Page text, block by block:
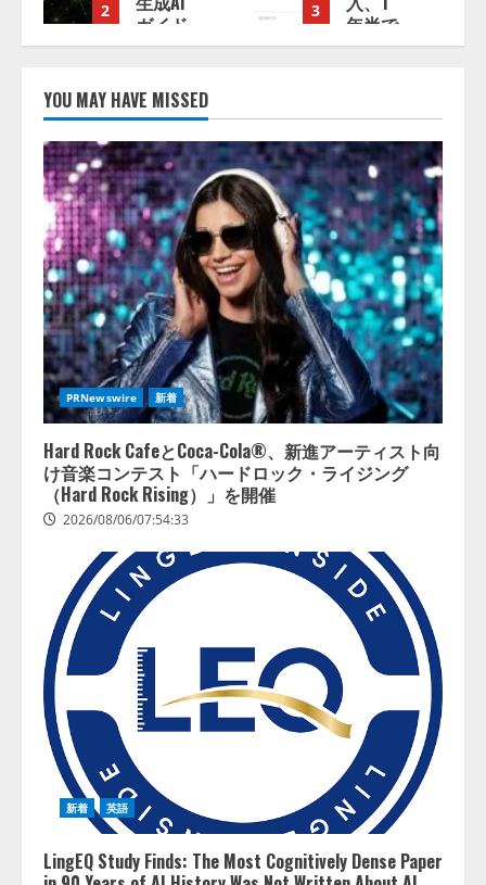
3
年半で
約7.8
ChatGPT
などの
サービ
ス経由
のWeb
サイト
流入の
実態を
調査
2026/08/05/16:54:34
4
了」チ
ケット
AIイベ
ント登
録機能
のリリ
ースを
発
表！
手数料
4.4％
（税
込）は
据え置
きで提
2026/08/05/15:53:44
YOU MAY HAVE MISSED
PRNewswire 新着
Hard Rock CafeとCoca-Cola®、新進アーティスト向
け音楽コンテスト「ハードロック・ライジング
（Hard Rock Rising）」を開催
2026/08/06/07:54:33
新着 英語
LingEQ Study Finds: The Most Cognitively Dense Paper